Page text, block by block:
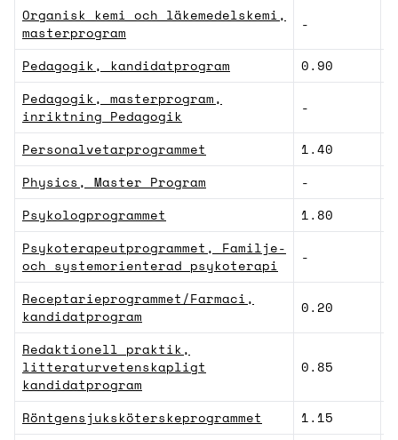
Organisk kemi och läkemedelskemi,
masterprogram
-
Pedagogik, kandidatprogram 0.90
Pedagogik, masterprogram,
inriktning Pedagogik
-
Personalvetarprogrammet 1.40
Physics, Master Program
-
Psykologprogrammet
1.80
Psykoterapeutprogrammet, Familje-
och systemorienterad psykoterapi
-
Receptarieprogrammet/Farmaci,
kandidatprogram
0.20
Redaktionell praktik,
litteraturvetenskapligt
kandidatprogram
0.85
Röntgensjuksköterskeprogrammet 1.15